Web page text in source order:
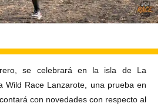
se celebrará en la isla de La
Wild Race Lanzarote, una prueba en
con novedades con respecto al